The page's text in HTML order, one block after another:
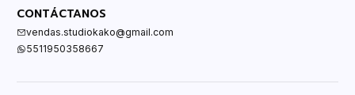
CONTÁCTANOS
vendas.studiokako@gmail.com
5511950358667